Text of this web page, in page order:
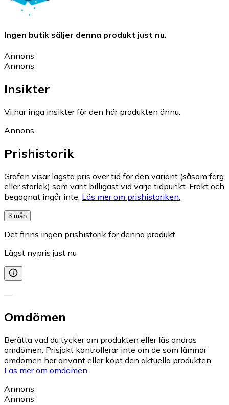
Ingen butik säljer denna produkt just nu.
Annons
Annons
Insikter
Vi har inga insikter för den här produkten ännu.
Annons
Prishistorik
Grafen visar lägsta pris över tid för den variant (såsom färg
eller storlek) som varit billigast vid varje tidpunkt. Frakt och
begagnat ingår inte. Läs mer om prishistoriken.
3 mån
Det finns ingen prishistorik för denna produkt
Lägst nypris just nu
—
Omdömen
Berätta vad du tycker om produkten eller läs andras
omdömen. Prisjakt kontrollerar inte om de som lämnar
omdömen har använt eller köpt den aktuella produkten.
Läs mer om omdömen.
Annons
Annons